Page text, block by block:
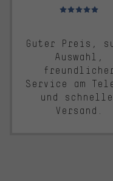
Bewertungen: 5
Guter Preis,
Auswahl,
Service am
und
Versand.